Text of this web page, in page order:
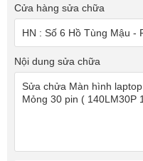
Cửa hàng sửa chữa
Nội dung sửa chữa